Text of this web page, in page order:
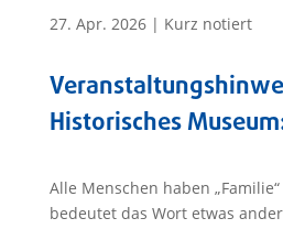
27. Apr. 2026| Kurz notiert
Historisches
Alle Menschen haben
bedeutet das Wort etwas